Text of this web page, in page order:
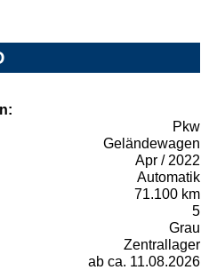
Pkw
Geländewagen
Apr / 2022
Automatik
71.100 km
5
Grau
Zentrallager
ab ca. 11.08.2026